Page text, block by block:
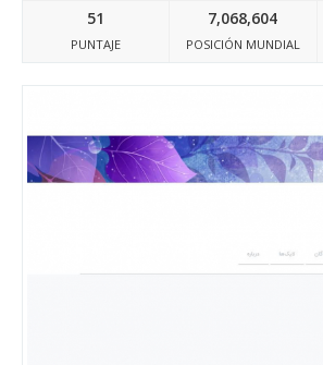
51
PUNTAJE
7,068,604
POSICIÓN MUNDIAL